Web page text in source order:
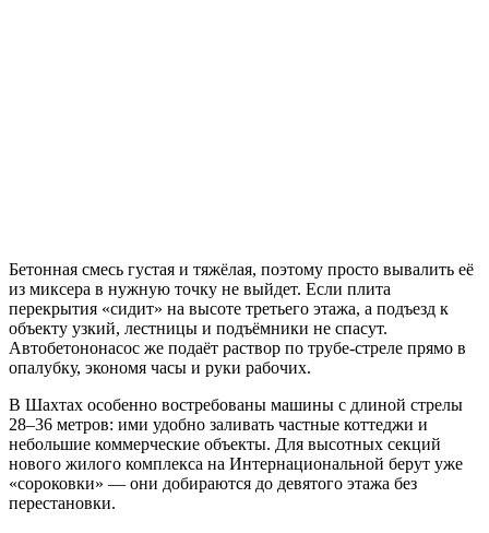
Бетонная смесь густая и тяжёлая, поэтому просто вывалить её
из миксера в нужную точку не выйдет. Если плита
перекрытия «сидит» на высоте третьего этажа, а подъезд к
объекту узкий, лестницы и подъёмники не спасут.
Автобетононасос же подаёт раствор по трубе-стреле прямо в
опалубку, экономя часы и руки рабочих.
В Шахтах особенно востребованы машины с длиной стрелы
28–36 метров: ими удобно заливать частные коттеджи и
небольшие коммерческие объекты. Для высотных секций
нового жилого комплекса на Интернациональной берут уже
«сороковки» — они добираются до девятого этажа без
перестановки.